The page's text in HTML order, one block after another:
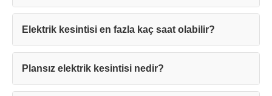
Elektrik kesintisi en fazla kaç saat olabilir?
Plansız elektrik kesintisi nedir?
Teşekkürler!
Mesajınız başarıyla ulaştırıldı. En kısa